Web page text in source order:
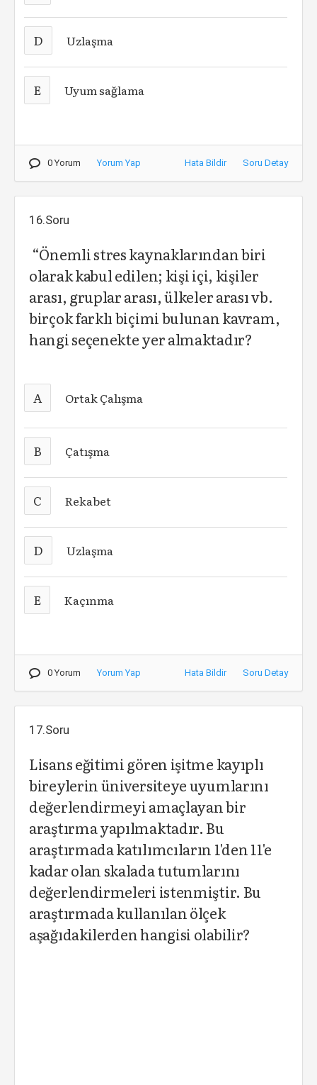
D Uzlaşma
E Uyum sağlama
0 Yorum Yorum Yap Hata Bildir Soru Detay
16.Soru
“Önemli stres kaynaklarından biri
olarak kabul edilen; kişi içi, kişiler
arası, gruplar arası, ülkeler arası vb.
birçok farklı biçimi bulunan kavram,
hangi seçenekte yer almaktadır?
A Ortak Çalışma
B Çatışma
C Rekabet
D Uzlaşma
E Kaçınma
0 Yorum Yorum Yap Hata Bildir Soru Detay
17.Soru
Lisans eğitimi gören işitme kayıplı
bireylerin üniversiteye uyumlarını
değerlendirmeyi amaçlayan bir
araştırma yapılmaktadır. Bu
araştırmada katılımcıların 1'den 11'e
kadar olan skalada tutumlarını
değerlendirmeleri istenmiştir. Bu
araştırmada kullanılan ölçek
aşağıdakilerden hangisi olabilir?